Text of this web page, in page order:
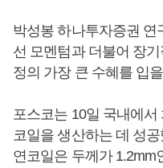
박성봉 하나투자증권 연
선 모멘텀과 더불어 장
정의 가장 큰 수혜를 입
포스코는 10일 국내에
코일을 생산하는 데 성
연코일은 두께가 1.2mm